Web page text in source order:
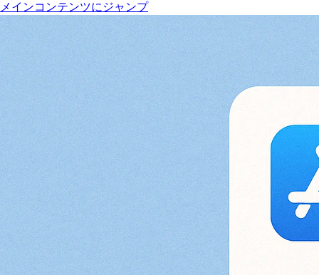
メインコンテンツにジャンプ